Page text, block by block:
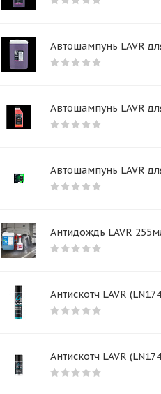
Автошампунь LAVR
Автошампунь LAVR
Автошампунь LAVR
Антидождь LAVR
Антискотч LAVR
Антискотч LAVR